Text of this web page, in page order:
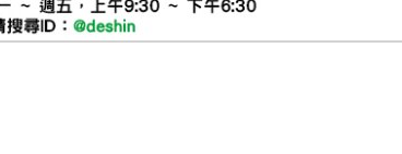
搬運費用，需由消費者自行吸收(另事先與消費者
若非商品品質瑕疵問題於鑑賞期內退貨之情形，
有商品一年保固之服務。